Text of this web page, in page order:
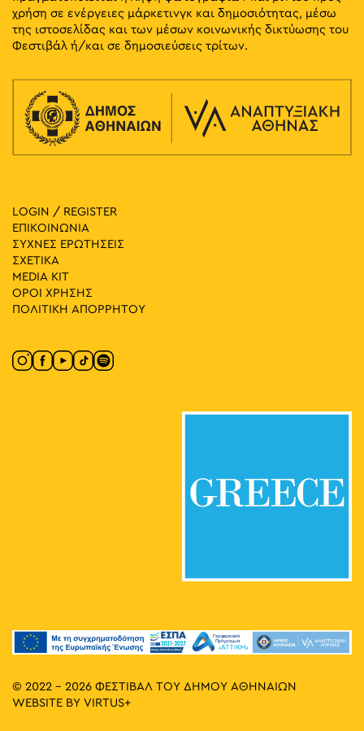
χρήση σε ενέργειες μάρκετινγκ και δημοσιότητας, μέσω
της ιστοσελίδας και των μέσων κοινωνικής δικτύωσης του
Φεστιβάλ ή/και σε δημοσιεύσεις τρίτων.
LOGIN / REGISTER
ΕΠΙΚΟΙΝΩΝΙΑ
ΣΥΧΝΕΣ ΕΡΩΤΗΣΕΙΣ
ΣΧΕΤΙΚΑ
MEDIA ΚIT
ΟΡΟΙ ΧΡΗΣΗΣ
ΠΟΛΙΤΙΚΗ ΑΠΟΡΡΗΤΟΥ
© 2022 - 2026 ΦΕΣΤΙΒΑΛ ΤΟΥ ΔΗΜΟΥ ΑΘΗΝΑΙΩΝ
WEBSITE BY VIRTUS+